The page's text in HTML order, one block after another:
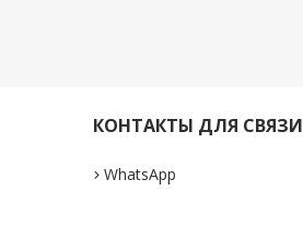
КОНТАКТЫ ДЛЯ СВЯЗИ
WhatsApp